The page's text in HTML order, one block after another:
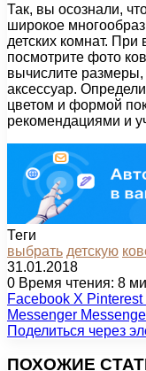
Так, вы осознали,
широкое
детских комнат.
посмотрите фото
вычислите
аксессуар.
цветом и формой
рекомендациями и
Теги
выбрать детскую
31.01.2018
0 Время чтения: 8
Facebook X Pinterest
Messenger
Поделиться через
ПОХОЖИЕ